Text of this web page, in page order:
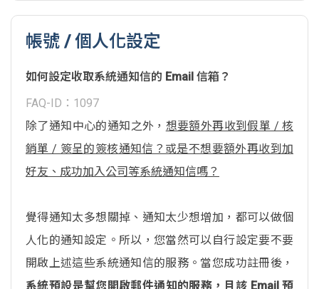
帳號 / 個人化設定
如何設定收取系統通知信的 Email 信箱？
FAQ-ID：1097
除了通知中心的通知之外， 想要額外再收到假單 / 核
銷單 / 簽呈的簽核通知信？或是不想要額外再收到加
好友、成功加入公司等系統通知信嗎？
覺得通知太多想關掉、通知太少想增加，都可以做個
人化的通知設定。所以，您當然可以自行設定要不要
開啟上述這些系統通知信的服務。當您成功註冊後，
系統預設是幫您開啟郵件通知的服務，且該 Email 預